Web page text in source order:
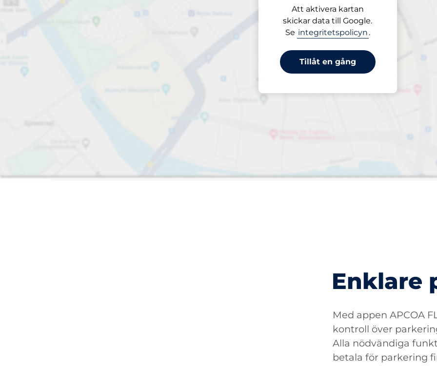
Att aktivera kartan
skickar data till Google.
Se integritetspolicyn .
Tillåt en gång
Öppet nu
Från 10,00 kr
Priser och betalning
Enklare
Med appen APCOA
kontroll över
Alla nödvändiga
betala för parkering